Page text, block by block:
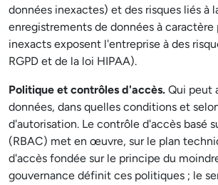
données inexactes) et des risques liés à
enregistrements de données à caractère
inexacts exposent l'entreprise à des
RGPD et de la loi HIPAA).
Politique et contrôles d'accès. Qui peut
données, dans quelles conditions et
d'autorisation. Le contrôle d'accès basé
(RBAC) met en œuvre, sur le plan
d'accès fondée sur le principe du
gouvernance définit ces politiques ; le